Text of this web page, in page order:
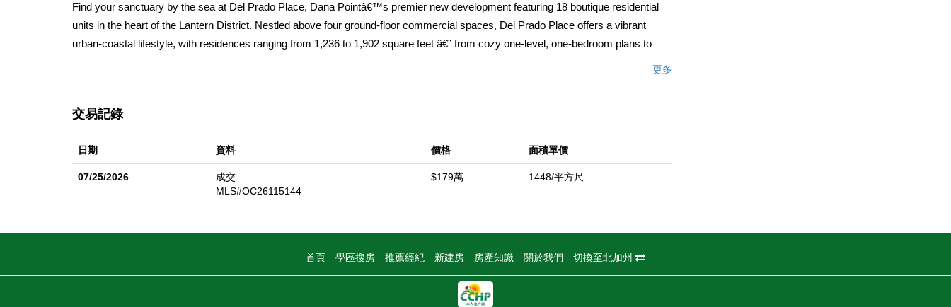
Find your sanctuary by the sea at Del Prado Place, Dana Pointâ€™s premier new development featuring 18 boutique residential
units in the heart of the Lantern District. Nestled above four ground-floor commercial spaces, Del Prado Place offers a vibrant
urban-coastal lifestyle, with residences ranging from 1,236 to 1,902 square feet â€” from cozy one-level, one-bedroom plans to
Park and moments from surfing at Doheny Beach, Dana Point Harbor, scenic Headlands trails, and Monarch Beach Golf Links &
中文描述
更多
交易記錄
日期 資料 價格 面積單價
07/25/2026
成交
MLS#OC26115144
$179萬 1448/平方尺
首頁 學區搜房 推薦經紀 新建房 房產知識 關於我們 切換至北加州